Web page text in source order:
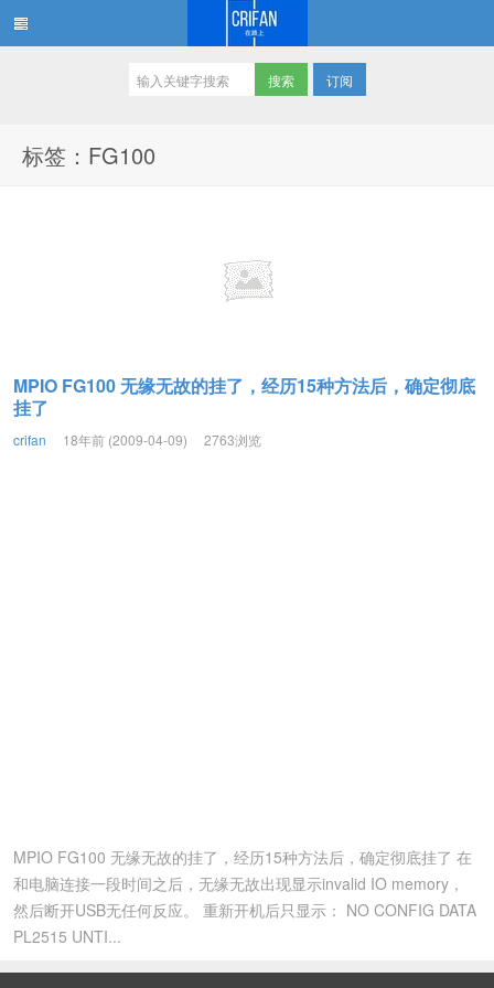
订阅
标签：FG100
MPIO FG100 无缘无故的挂了，经历15种方法后，确定彻底
挂了
crifan 18年前 (2009-04-09) 2763浏览
MPIO FG100 无缘无故的挂了，经历15种方法后，确定彻底挂了 在
和电脑连接一段时间之后，无缘无故出现显示invalid IO memory，
然后断开USB无任何反应。 重新开机后只显示： NO CONFIG DATA
PL2515 UNTI...